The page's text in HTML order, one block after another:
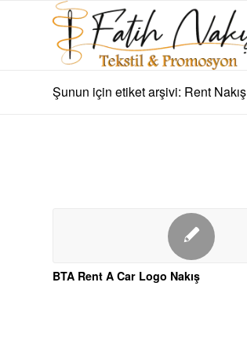
Şunun için etiket arşivi: Rent Nakış
BTA Rent A Car Logo Nakış